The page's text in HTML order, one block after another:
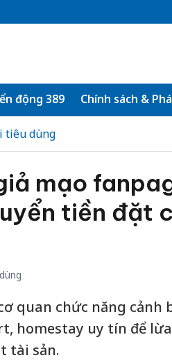
động 389 Chính sách &
tiêu dùng
mạo
tiền đặt
quan chức năng cảnh
homestay uy tín để
tài sản.